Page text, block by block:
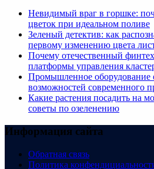
Невидимый враг в горшке:
цветок при идеальном поливе
Зеленый детектив: как
первому изменению цвета
Почему отечественный
платформы управления
Промышленное оборудование
возможностей современного
Какие растения посадить на
советы по озеленению
Информация сайта
Обратная связь
Политика